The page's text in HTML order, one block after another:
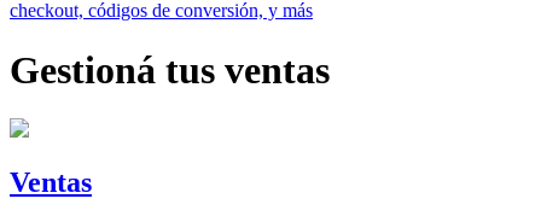
checkout, códigos de conversión, y más
Gestioná tus ventas
Ventas